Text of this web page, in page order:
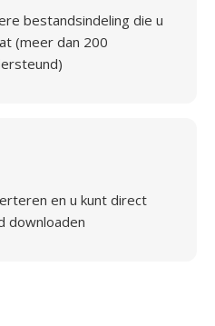
bestandsindeling die u
(meer dan 200
en u kunt direct
downloaden